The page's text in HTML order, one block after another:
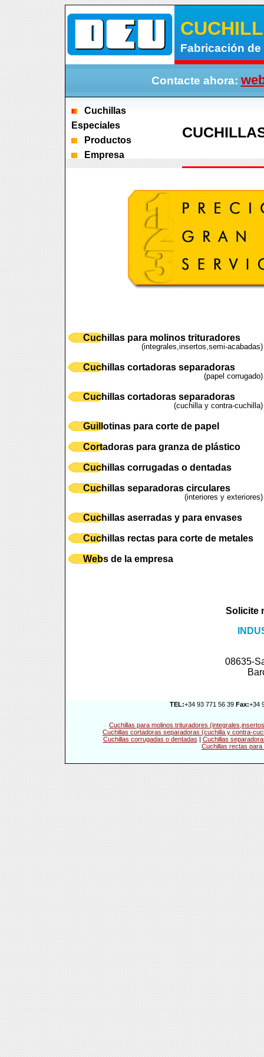
Fabricación
Contacte ahora:
Cuchillas
Especiales
Productos
Empresa
Cuchillas para molinos trituradores
(integrales,insertos,semi-acabadas)
Cuchillas cortadoras separadoras
(papel corrugado)
Cuchillas cortadoras separadoras
(cuchilla y contra-cuchilla)
Guillotinas para corte de papel
Cortadoras para granza de plástico
Cuchillas corrugadas o dentadas
Cuchillas separadoras circulares
(interiores y exteriores)
Cuchillas aserradas y para envases
Cuchillas rectas para corte de metales
Webs de la empresa
Solicite
08635-
TEL:+34 93 771 56 39 Fax:+34
Cuchillas para molinos trituradores
Cuchillas cortadoras separadoras (cuchilla y contra-
Cuchillas corrugadas o dentadas | Cuchillas
Cuchillas rectas